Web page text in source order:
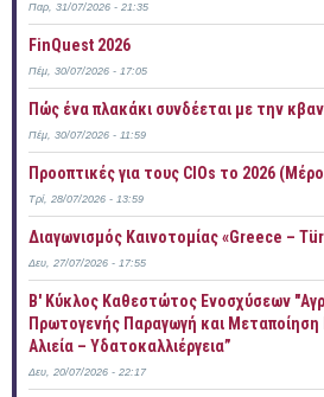
Παρ, 31/07/2026 - 21:35
FinQuest 2026
Πέμ, 30/07/2026 - 17:05
Πώς ένα πλακάκι συνδέεται με την
Πέμ, 30/07/2026 - 11:59
Προοπτικές για τους CIOs το 2026
Τρί, 28/07/2026 - 13:59
Διαγωνισμός Καινοτομίας «Greece –
Δευ, 27/07/2026 - 17:55
B' Κύκλος Καθεστώτος Ενοσχύσεων
Πρωτογενής Παραγωγή και Μεταποίηση
Αλιεία – Υδατοκαλλιέργεια”
Δευ, 20/07/2026 - 22:17